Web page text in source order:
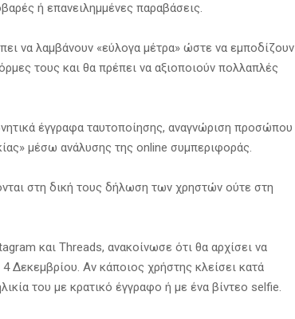
ή επανειλημμένες παραβάσεις.
να λαμβάνουν «εύλογα μέτρα» ώστε να εμποδίζουν
τους και θα πρέπει να αξιοποιούν πολλαπλές
έγγραφα ταυτοποίησης, αναγνώριση προσώπου
μέσω ανάλυσης της online συμπεριφοράς.
στη δική τους δήλωση των χρηστών ούτε στη
και Threads, ανακοίνωσε ότι θα αρχίσει να
Δεκεμβρίου. Αν κάποιος χρήστης κλείσει κατά
του με κρατικό έγγραφο ή με ένα βίντεο selfie.